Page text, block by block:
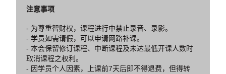
注意事项
- 为尊重智财权，课程进行中禁止录音、录影。
- 学员如需请假，可以申请网路补课。
- 本会保留修订课程、中断课程及未达最低开课人数时
取消课程之权利。
- 因学员个人因素，上课前7天后即不得退费，但得转